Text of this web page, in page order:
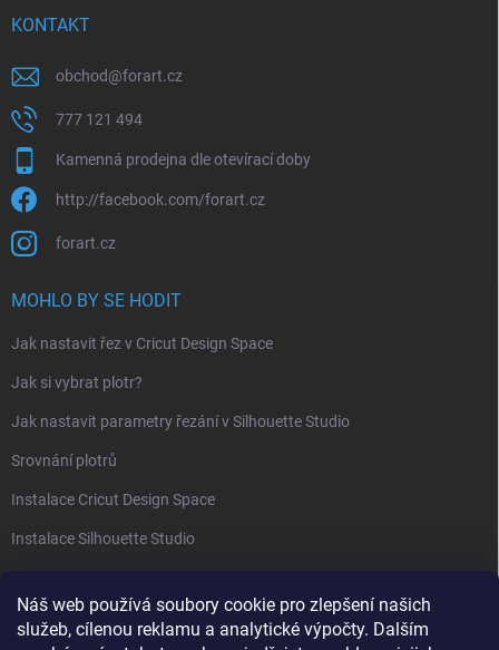
Náš web používá soubory cookie pro zlepšení našich
služeb, cílenou reklamu a analytické výpočty. Dalším
KONTAKT
obchod@forart.cz
777 121 494
Kamenná prodejna dle otevírací doby
http://facebook.com/forart.cz
forart.cz
MOHLO BY SE HODIT
Jak nastavit řez v Cricut Design Space
Jak si vybrat plotr?
Jak nastavit parametry řezání v Silhouette Studio
Srovnání plotrů
Instalace Cricut Design Space
Instalace Silhouette Studio
PŘIJÍMÁME ONLINE PLATBY